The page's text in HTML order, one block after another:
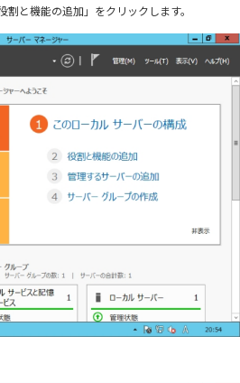
と機能の追加」をクリックします。